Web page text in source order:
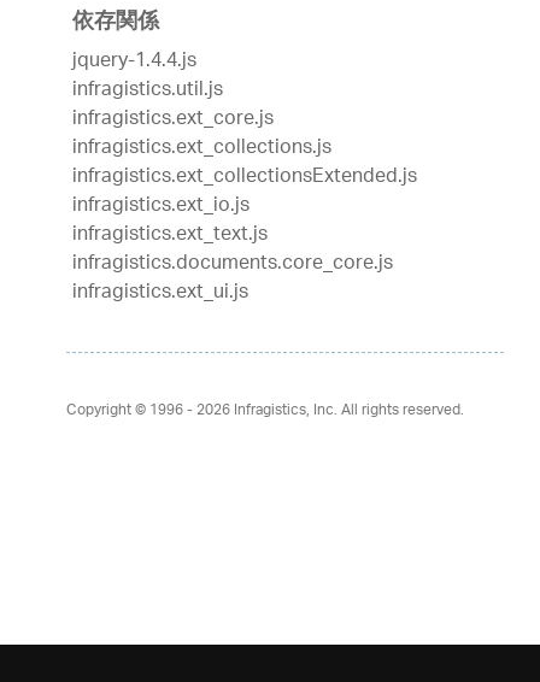
依存関係
jquery-1.4.4.js
infragistics.util.js
infragistics.ext_core.js
infragistics.ext_collections.js
infragistics.ext_collectionsExtended.js
infragistics.ext_io.js
infragistics.ext_text.js
infragistics.documents.core_core.js
infragistics.ext_ui.js
Copyright © 1996 - 2026Infragistics, Inc. All rights reserved.